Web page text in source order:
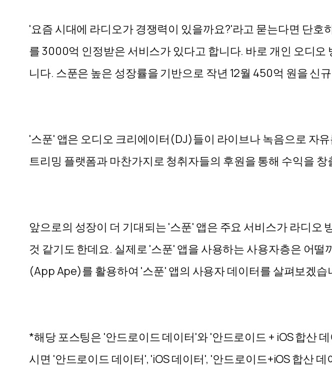
'요즘 시대에 라디오가 경쟁력이 있을까요?'라고 묻는다면 단
를 3000억 인정받은 서비스가 있다고 합니다. 바로 개인 오디오
니다. 스푼은 높은 성장률을 기반으로 작년 12월 450억 원을 신
'스푼' 앱은 오디오 크리에이터(DJ)들이 라이브나 녹음으로 자
트리밍 플랫폼과 마찬가지로 청취자들의 후원을 통해 수익을
앞으로의 성장이 더 기대되는 '스푼' 앱은 주요 서비스가 라디
것 같기도 한데요. 실제로 '스푼' 앱을 사용하는 사용자층은 어
(App Ape)를 활용하여 '스푼' 앱의 사용자 데이터를 살펴보겠습
*해당 포스팅은 '안드로이드 데이터'와 '안드로이드 + iOS 합산
시면 '안드로이드 데이터', 'iOS 데이터', '안드로이드+iOS 합산 데